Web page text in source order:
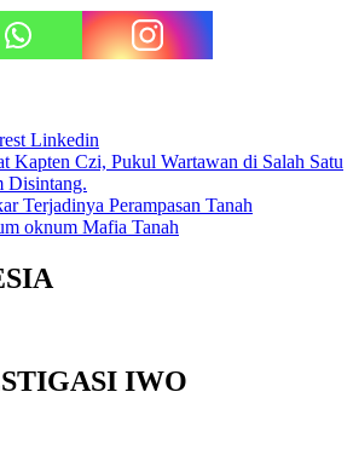
Linkedin
Kapten Czi, Pukul Wartawan di Salah Satu
Disintang.
Terjadinya Perampasan Tanah
oknum Mafia Tanah
IWO